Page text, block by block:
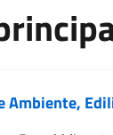
Ambiente,